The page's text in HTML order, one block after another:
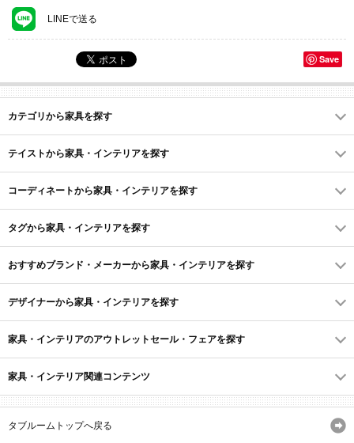
LINEで送る
Save
カテゴリから家具を探す
テイストから家具・インテリアを探す
コーディネートから家具・インテリアを探す
タグから家具・インテリアを探す
おすすめブランド・メーカーから家具・インテリアを探す
デザイナーから家具・インテリアを探す
家具・インテリアのアウトレットセール・フェアを探す
家具・インテリア関連コンテンツ
タブルームトップへ戻る